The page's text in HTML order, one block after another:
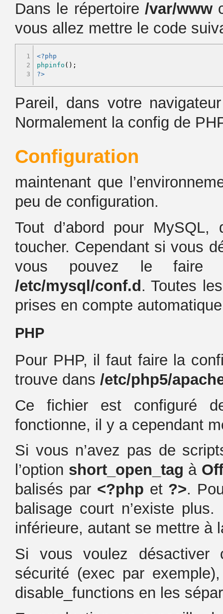
Dans le répertoire /var/www
vous allez mettre le code
1
2
<?php
phpinfo ( ) ;
?>
Pareil, dans votre
Normalement la config de
Configuration
maintenant que
peu de configuration.
Tout d’abord pour
toucher. Cependant si vous
vous pouvez le faire
/etc/mysql/conf.d . Toutes
prises en compte
PHP
Pour PHP, il faut faire la
trouve dans /etc/php5/
Ce fichier est configuré
fonctionne, il y a cependant
Si vous n’avez pas de
l’option short_open_tag à Off
balisés par <?php et ?>.
balisage court n’existe
inférieure, autant se mettre à
Si vous voulez désactiver
sécurité (exec par
disable_functions en les